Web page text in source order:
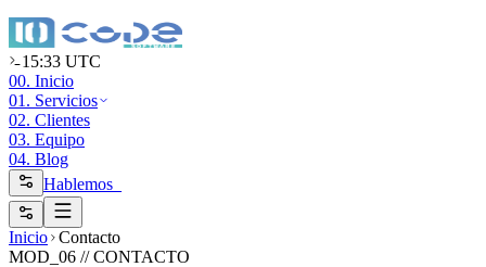
15:33 UTC
00. Inicio
01. Servicios
02. Clientes
03. Equipo
04. Blog
Hablemos_
Inicio Contacto
MOD_06 // CONTACTO